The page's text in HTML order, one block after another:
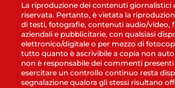
La riproduzione dei contenuti giornalistici
riservata. Pertanto, è vietata la
di testi, fotografie, contenuti audio/video,
aziendali e pubblicitarie, con qualsiasi
elettronico/digitale o per mezzo di
tutto quanto è ascrivibile a copia non
non è responsabile dei commenti
esercitare un controllo continuo resta
segnalazione qualora gli stessi risultano